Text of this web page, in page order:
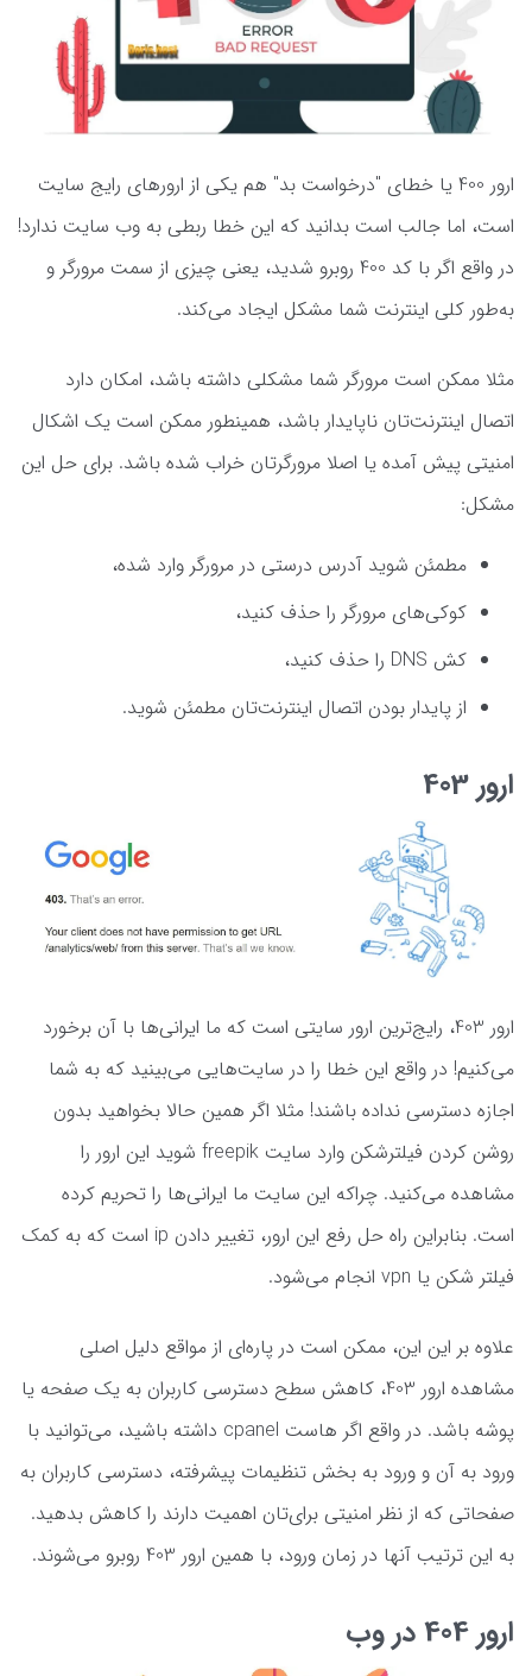
ارور 400 یا خطای "درخواست بد" هم یکی از ارورهای رایج سایت
است، اما جالب است بدانید که این خطا ربطی به وب سایت ندارد!
در واقع اگر با کد 400 روبرو شدید، یعنی چیزی از سمت مرورگر و
به‌طور کلی اینترنت شما مشکل ایجاد می‌کند.
مثلا ممکن است مرورگر شما مشکلی داشته باشد، امکان دارد
اتصال اینترنت‌تان ناپایدار باشد، همینطور ممکن است یک اشکال
امنیتی پیش آمده یا اصلا مرورگرتان خراب شده باشد. برای حل این
مشکل:
مطمئن شوید آدرس درستی در مرورگر وارد شده،
کوکی‌های مرورگر را حذف کنید،
کش DNS را حذف کنید،
از پایدار بودن اتصال اینترنت‌تان مطمئن شوید.
ارور 403
ارور 403، رایج‌ترین ارور سایتی است که ما ایرانی‌ها با آن برخورد
می‌کنیم! در واقع این خطا را در سایت‌هایی می‌بینید که به شما
اجازه دسترسی نداده باشند! مثلا اگر همین حالا بخواهید بدون
روشن کردن فیلترشکن وارد سایت freepik شوید این ارور را
مشاهده می‌کنید. چراکه این سایت ما ایرانی‌ها را تحریم کرده
است. بنابراین راه حل رفع این ارور، تغییر دادن ip است که به کمک
فیلتر شکن یا vpn انجام می‌شود.
علاوه بر این این، ممکن است در پاره‌ای از مواقع دلیل اصلی
مشاهده ارور 403، کاهش سطح دسترسی کاربران به یک صفحه یا
پوشه باشد. در واقع اگر هاست cpanel داشته باشید، می‌توانید با
ورود به آن و ورود به بخش تنظیمات پیشرفته، دسترسی کاربران به
صفحاتی که از نظر امنیتی برای‌تان اهمیت دارند را کاهش بدهید.
به این ترتیب آنها در زمان ورود، با همین ارور 403 روبرو می‌شوند.
ارور 404 در وب